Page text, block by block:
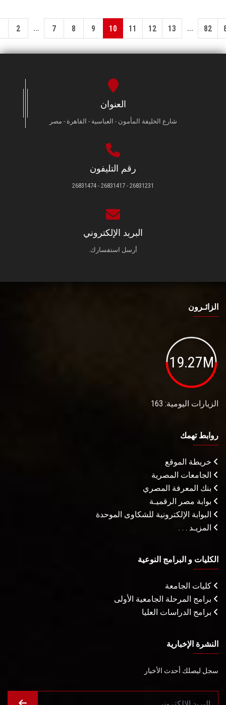
2 ... 7 8 9 10 11 12 13 ... 82
العنوان
شارع الخليفة المأمون - العباسية - القاهرة - مصر
رقم التليفون
26831231 - 26831417 - 26831474
البريد الإلكتروني
أرسل استفسارك.
الزائـرون
19.27M
الزيارات اليومية: 163
روابط تهمك
خريطة الموقع
الجامعات المصرية
بنك المعرفة المصري
بوابة مصر الرقميـة
البوابة الإلكترونية للشكاوى الموحدة
المزيـد . . .
الكليات و البرامج النوعية
كليات الجامعة
برامج المرحلة الجامعية الأولى
برامج الدراسات العليا
النشرة الإخبارية
سجل ليصلك أحدث الأخبار